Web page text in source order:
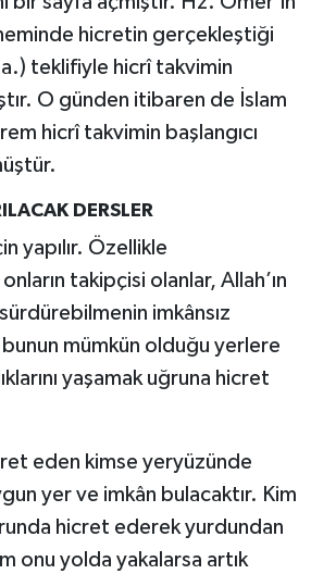
hicretin gerçekleştiği
teklifiyle hicrî takvimin
O günden itibaren de İslam
hicrî takvimin başlangıcı
DERSLER
yapılır. Özellikle
takipçisi olanlar, Allah’ın
imkânsız
mümkün olduğu yerlere
yaşamak uğruna hicret
eden kimse yeryüzünde
yer ve imkân bulacaktır. Kim
hicret ederek yurdundan
onu yolda yakalarsa artık